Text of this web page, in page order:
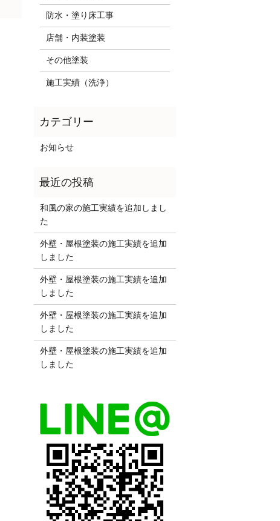
防水・塗り床工事
店舗・内装塗装
その他塗装
施工実績（洗浄）
お知らせ
和風の家の施工実績を追加しまし
た
外壁・屋根塗装の施工実績を追加
しました
外壁・屋根塗装の施工実績を追加
しました
外壁・屋根塗装の施工実績を追加
しました
外壁・屋根塗装の施工実績を追加
しました